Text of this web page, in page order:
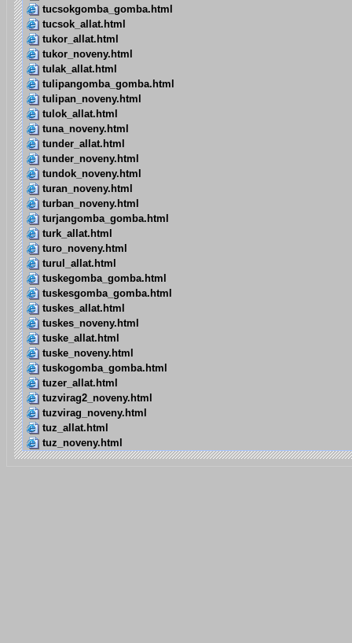
tucsokgomba_gomba.html
tucsok_allat.html
tukor_allat.html
tukor_noveny.html
tulak_allat.html
tulipangomba_gomba.html
tulipan_noveny.html
tulok_allat.html
tuna_noveny.html
tunder_allat.html
tunder_noveny.html
tundok_noveny.html
turan_noveny.html
turban_noveny.html
turjangomba_gomba.html
turk_allat.html
turo_noveny.html
turul_allat.html
tuskegomba_gomba.html
tuskesgomba_gomba.html
tuskes_allat.html
tuskes_noveny.html
tuske_allat.html
tuske_noveny.html
tuskogomba_gomba.html
tuzer_allat.html
tuzvirag2_noveny.html
tuzvirag_noveny.html
tuz_allat.html
tuz_noveny.html